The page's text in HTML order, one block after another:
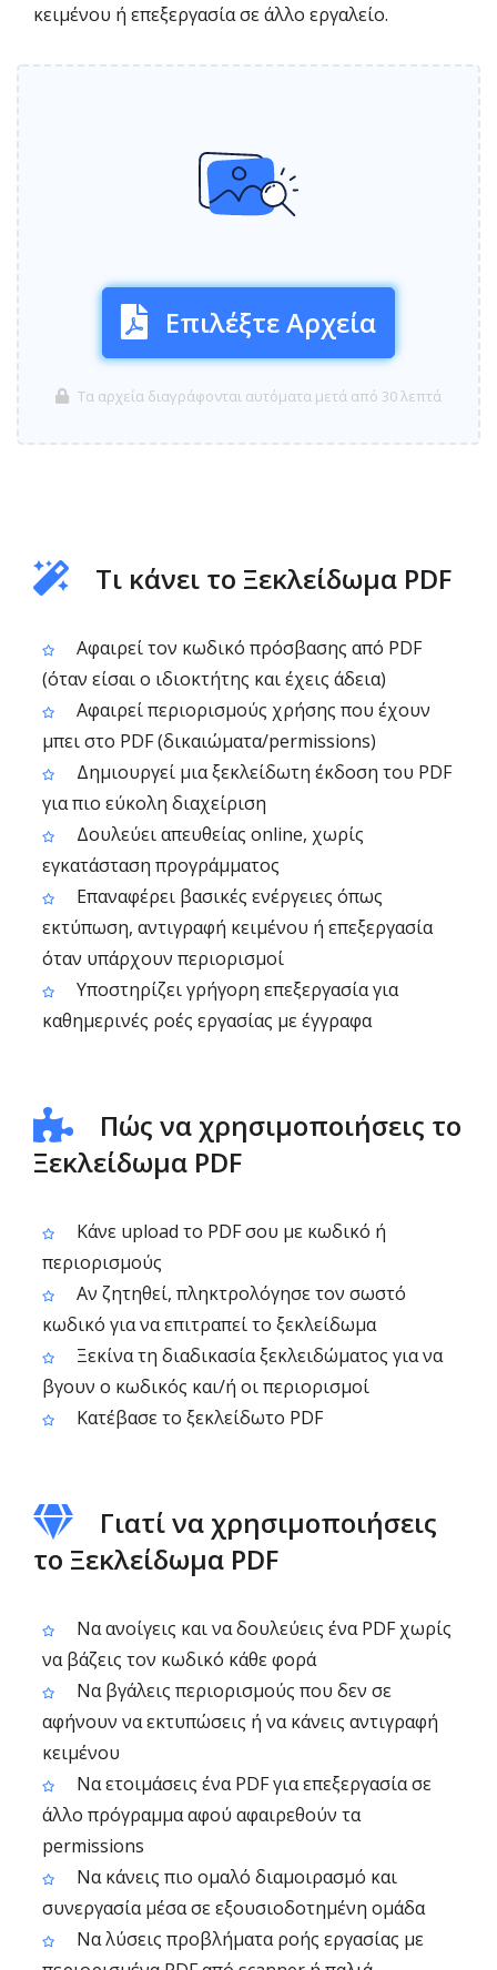
κειμένου ή επεξεργασία σε άλλο εργαλείο.
Επιλέξτε Αρχεία
Τα αρχεία διαγράφονται αυτόματα μετά από 30 λεπτά
Τι κάνει το Ξεκλείδωμα PDF
Αφαιρεί τον κωδικό πρόσβασης από PDF
(όταν είσαι ο ιδιοκτήτης και έχεις άδεια)
Αφαιρεί περιορισμούς χρήσης που έχουν
μπει στο PDF (δικαιώματα/permissions)
Δημιουργεί μια ξεκλείδωτη έκδοση του PDF
για πιο εύκολη διαχείριση
Δουλεύει απευθείας online, χωρίς
εγκατάσταση προγράμματος
Επαναφέρει βασικές ενέργειες όπως
εκτύπωση, αντιγραφή κειμένου ή επεξεργασία
όταν υπάρχουν περιορισμοί
Υποστηρίζει γρήγορη επεξεργασία για
καθημερινές ροές εργασίας με έγγραφα
Πώς να χρησιμοποιήσεις το
Ξεκλείδωμα PDF
Κάνε upload το PDF σου με κωδικό ή
περιορισμούς
Αν ζητηθεί, πληκτρολόγησε τον σωστό
κωδικό για να επιτραπεί το ξεκλείδωμα
Ξεκίνα τη διαδικασία ξεκλειδώματος για να
βγουν ο κωδικός και/ή οι περιορισμοί
Κατέβασε το ξεκλείδωτο PDF
Γιατί να χρησιμοποιήσεις
το Ξεκλείδωμα PDF
Να ανοίγεις και να δουλεύεις ένα PDF χωρίς
να βάζεις τον κωδικό κάθε φορά
Να βγάλεις περιορισμούς που δεν σε
αφήνουν να εκτυπώσεις ή να κάνεις αντιγραφή
κειμένου
Να ετοιμάσεις ένα PDF για επεξεργασία σε
άλλο πρόγραμμα αφού αφαιρεθούν τα
permissions
Να κάνεις πιο ομαλό διαμοιρασμό και
συνεργασία μέσα σε εξουσιοδοτημένη ομάδα
Να λύσεις προβλήματα ροής εργασίας με